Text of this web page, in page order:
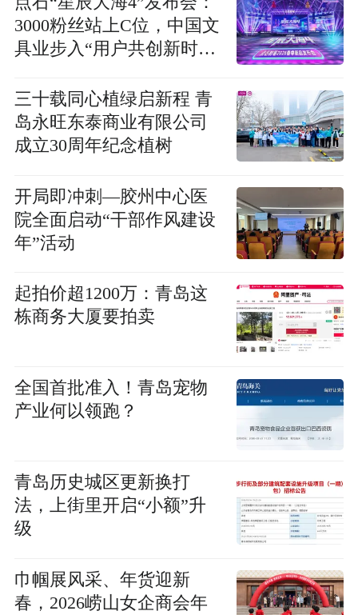
3000粉丝站上C位，中国文
具业步入“用户共创新时
三十载同心植绿启新程 青
岛永旺东泰商业有限公司
成立30周年纪念植树
开局即冲刺—胶州中心医
院全面启动“干部作风建设
年”活动
起拍价超1200万：青岛这
栋商务大厦要拍卖
全国首批准入！青岛宠物
产业何以领跑？
青岛历史城区更新换打
法，上街里开启“小额”升
级
巾帼展风采、年货迎新
春，2026崂山女企商会年